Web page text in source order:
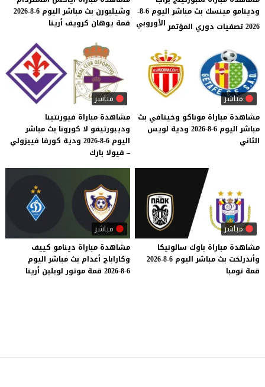
ودينامو مينسك بث مباشر اليوم 6-8-
2026 تصفيات دوري المؤتمر
الأوروبي
وشيلبورن بث مباشر اليوم 6-8-2026
قمة يوهان كرويف أرينا
مباشر
مشاهدة مباراة موناكو وخيتافي بث
مباشر اليوم 6-8-2026 ودية لويس
الثاني
مباشر
مشاهدة مباراة فيورنتينا
وديبورتيفو لا كورونا بث مباشر
اليوم 6-8-2026 ودية كورفا فييزولي
– فيولا بارك
مباشر
مشاهدة مباراة باوك سالونيكا
وأندرلخت بث مباشر اليوم 6-8-2026
قمة تومبا
مباشر
مشاهدة مباراة دينامو كييف
وكاراباج أغدام بث مباشر اليوم
6-8-2026
قمة موتور لوبلين أرينا